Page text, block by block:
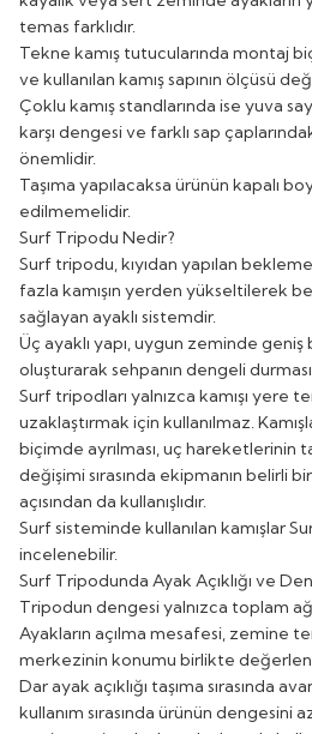
temas farklıdır.
Tekne kamış tutucularında montaj
ve kullanılan kamış sapının ölçüsü
Çoklu kamış standlarında ise yuva
karşı dengesi ve farklı sap
önemlidir.
Taşıma yapılacaksa ürünün kapalı
edilmemelidir.
Surf Tripodu Nedir?
Surf tripodu, kıyıdan yapılan
fazla kamışın yerden yükseltilerek
sağlayan ayaklı sistemdir.
Üç ayaklı yapı, uygun zeminde geniş
oluşturarak sehpanın dengeli
Surf tripodları yalnızca kamışı yere
uzaklaştırmak için kullanılmaz.
biçimde ayrılması, uç hareketlerinin
değişimi sırasında ekipmanın belirli
açısından da kullanışlıdır.
Surf sisteminde kullanılan kamışlar
incelenebilir.
Surf Tripodunda Ayak Açıklığı ve
Tripodun dengesi yalnızca toplam
Ayakların açılma mesafesi, zemine
merkezinin konumu birlikte
Dar ayak açıklığı taşıma sırasında
kullanım sırasında ürünün dengesini